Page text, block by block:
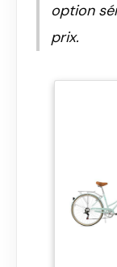
option
prix.